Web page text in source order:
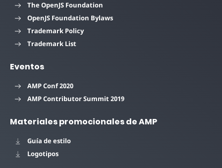
The OpenJS Foundation
OpenJS Foundation Bylaws
Trademark Policy
Trademark List
Eventos
AMP Conf 2020
AMP Contributor Summit 2019
Materiales promocionales de AMP
Guía de estilo
Logotipos